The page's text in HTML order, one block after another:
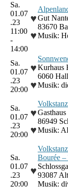
Sa.
01.07
.23
11:00
-
14:00
♥
♥
Gut
83670
Musik:
Sa.
01.07
.23
20:00
♥
♥
Kurhaus
6060
Musik:
Sa.
01.07
.23
20:00
♥
♥
Volkstanz
86949
Musik:
Sa.
01.07
.23
20:00
♥
Bourée
93087
Musik: